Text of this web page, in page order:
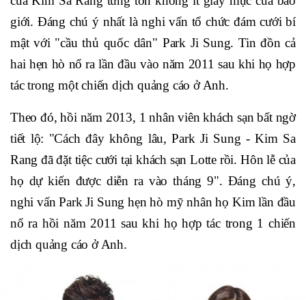
giới. Đáng chú ý nhất là nghi vấn tổ chức đám cưới bí
mật với "cầu thủ quốc dân" Park Ji Sung. Tin đồn cả
hai hẹn hò nổ ra lần đầu vào năm 2011 sau khi họ hợp
tác trong một chiến dịch quảng cáo ở Anh.
Theo đó, hồi năm 2013, 1 nhân viên khách sạn bất ngờ
tiết lộ: "Cách đây không lâu, Park Ji Sung - Kim Sa
Rang đã đặt tiệc cưới tại khách sạn Lotte rồi. Hôn lễ của
họ dự kiến được diễn ra vào tháng 9". Đáng chú ý,
nghi vấn Park Ji Sung hẹn hò mỹ nhân họ Kim lần đầu
nổ ra hồi năm 2011 sau khi họ hợp tác trong 1 chiến
dịch quảng cáo ở Anh.